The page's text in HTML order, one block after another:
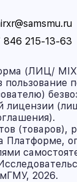
846 215-13-63
(ЛИЦ/
пользование
лицензии
(товаров),
Платформе,
2026.